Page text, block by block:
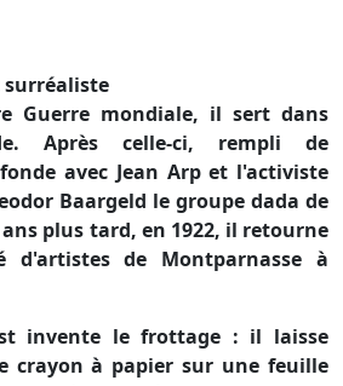
surréaliste
Guerre mondiale, il sert dans
Après celle-ci, rempli de
avec Jean Arp et l'activiste
Baargeld le groupe dada de
plus tard, en 1922, il retourne
d'artistes de Montparnasse à
invente le frottage : il laisse
crayon à papier sur une feuille